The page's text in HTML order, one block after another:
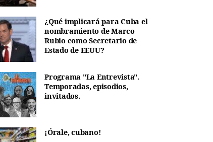
¿Qué implicará para Cuba el
nombramiento de Marco
Rubio como Secretario de
Estado de EEUU?
Programa "La Entrevista".
Temporadas, episodios,
invitados.
¡Órale, cubano!